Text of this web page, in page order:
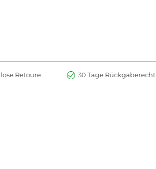
Retoure 30 Tage Rückgaberecht